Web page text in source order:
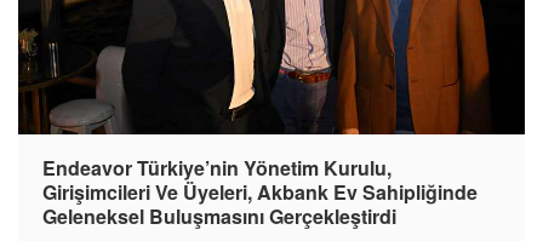
Endeavor Türkiye’nin Yönetim Kurulu,
Girişimcileri Ve Üyeleri, Akbank Ev Sahipliğinde
Geleneksel Buluşmasını Gerçekleştirdi